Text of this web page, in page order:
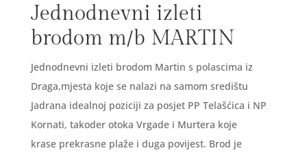
Jednodnevni izleti
brodom m/b MARTIN
Jednodnevni izleti brodom Martin s polascima iz
Draga,mjesta koje se nalazi na samom središtu
Jadrana idealnoj poziciji za posjet PP Telašćica i NP
Kornati, takoder otoka Vrgade i Murtera koje
krase prekrasne plaže i duga povijest. Brod je